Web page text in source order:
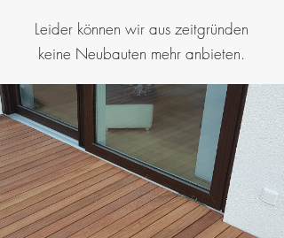
Leider können wir aus zeitgründen
keine Neubauten mehr anbieten.